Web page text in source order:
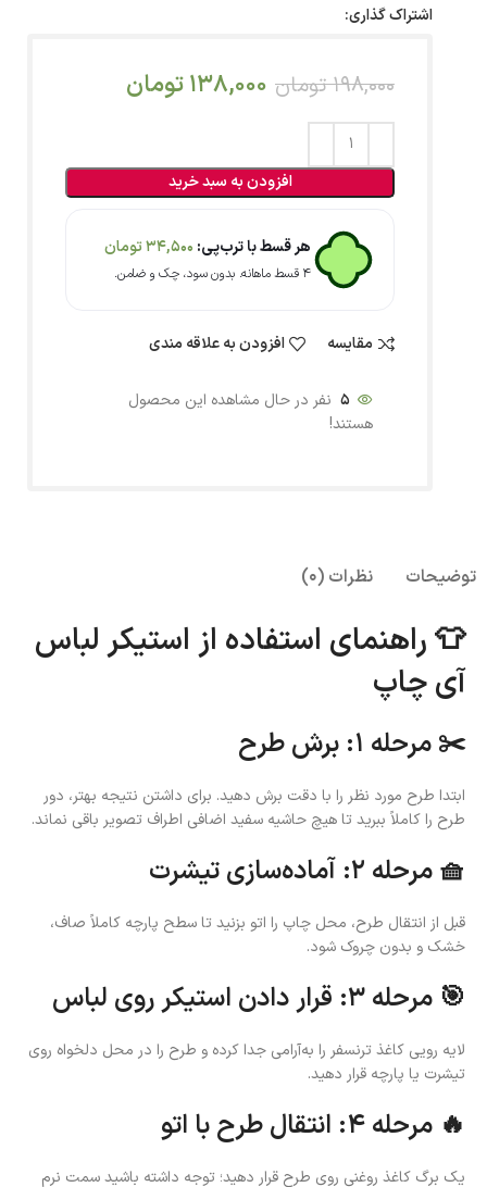
اشتراک گذاری:
198,000 تومان 138,000تومان
افزودن به سبد خرید
هر قسط با ترب‌پی: 34,500تومان
۴ قسط ماهانه. بدون سود، چک و ضامن.
مقایسه افزودن به علاقه مندی
5 نفر در حال مشاهده این محصول
هستند!
توضیحات نظرات (0)
👕 راهنمای استفاده از استیکر لباس
آی چاپ
✂️ مرحله ۱: برش طرح
ابتدا طرح مورد نظر را با دقت برش دهید. برای داشتن نتیجه بهتر، دور
طرح را کاملاً ببرید تا هیچ حاشیه سفید اضافی اطراف تصویر باقی نماند.
🧺 مرحله ۲: آماده‌سازی تیشرت
قبل از انتقال طرح، محل چاپ را اتو بزنید تا سطح پارچه کاملاً صاف،
خشک و بدون چروک شود.
🎯 مرحله ۳: قرار دادن استیکر روی لباس
لایه رویی کاغذ ترنسفر را به‌آرامی جدا کرده و طرح را در محل دلخواه روی
تیشرت یا پارچه قرار دهید.
🔥 مرحله ۴: انتقال طرح با اتو
یک برگ کاغذ روغنی روی طرح قرار دهید؛ توجه داشته باشید سمت نرم